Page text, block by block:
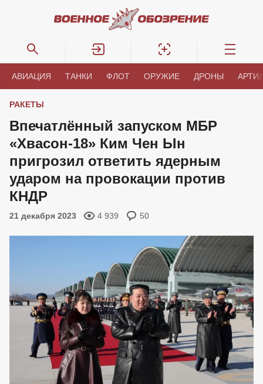
АВИАЦИЯ ТАНКИ ФЛОТ ОРУЖИЕ ДРОНЫ
РАКЕТЫ
Впечатлённый запуском МБР
«Хвасон-18» Ким Чен Ын
пригрозил ответить ядерным
ударом на провокации против
КНДР
21 декабря 2023 4 939 50